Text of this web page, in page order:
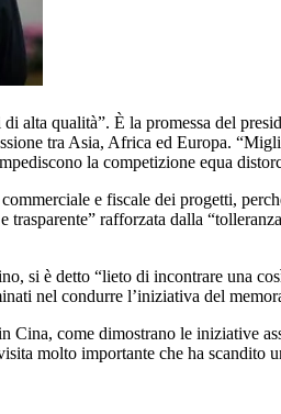
alta qualità”. È la promessa del
tra Asia, Africa ed Europa.
la competizione equa
e fiscale dei progetti,
trasparente” rafforzata dalla
si è detto “lieto di incontrare una
nel condurre l’iniziativa del
Cina, come dimostrano le iniziative
molto importante che ha